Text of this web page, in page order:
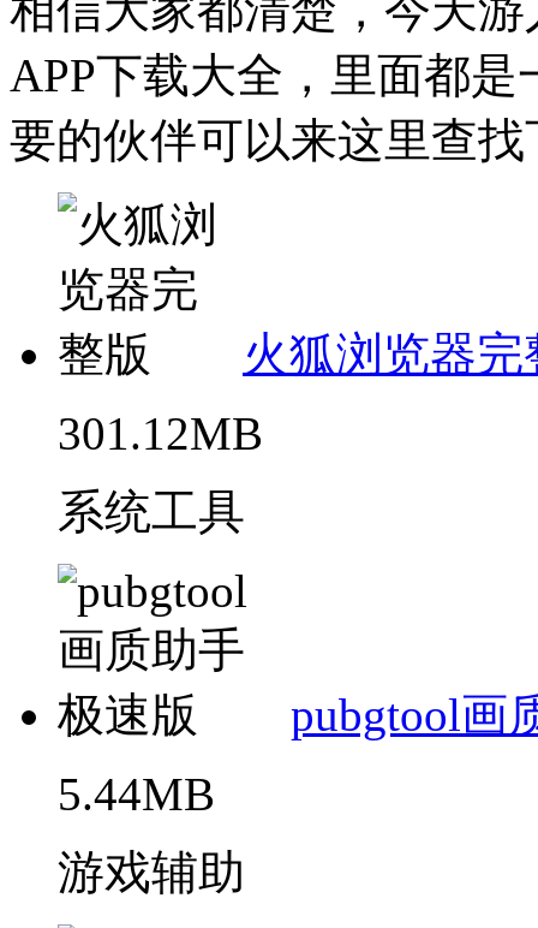
相信大家都清楚，今天
APP下载大全，里面都
要的伙伴可以来这里查找
火狐浏览器完
301.12MB
系统工具
pubgtool画
5.44MB
游戏辅助